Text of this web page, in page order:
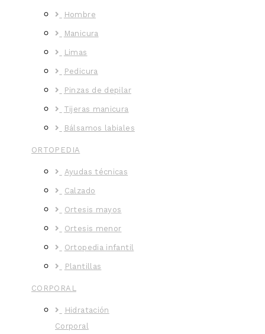
Hombre
Manicura
Limas
Pedicura
Pinzas de depilar
Tijeras manicura
Bálsamos labiales
ORTOPEDIA
Ayudas técnicas
Calzado
Ortesis mayos
Ortesis menor
Ortopedia infantil
Plantillas
CORPORAL
Hidratación
Corporal